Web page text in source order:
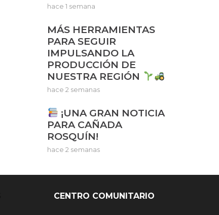
hace 1 semana
MÁS HERRAMIENTAS
PARA SEGUIR
IMPULSANDO LA
PRODUCCIÓN DE
NUESTRA REGIÓN
hace 2 semanas
¡UNA GRAN NOTICIA
PARA CAÑADA
ROSQUÍN!
hace 2 semanas
CENTRO COMUNITARIO